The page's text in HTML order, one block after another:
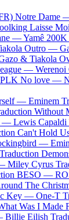
Notre Dame
Laisse
—Yamê
Outro —
& Tiakola
— Werenoi
PLK No love —
— Eminem
— Lewis Capaldi
Can't Hold
—
Traduction
Miley Cyrus
BESO —
The
Key — One-T
Was I Made
Billie Eilish